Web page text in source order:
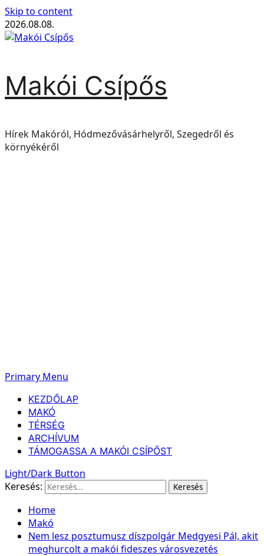
Skip to content
2026.08.08.
Makói Csípős
Hírek Makóról, Hódmezővásárhelyről, Szegedről és
környékéről
Primary Menu
KEZDŐLAP
MAKÓ
TÉRSÉG
ARCHÍVUM
TÁMOGASSA A MAKÓI CSÍPŐST
Light/Dark Button
Keresés:
Home
Makó
Nem lesz posztumusz díszpolgár Medgyesi Pál, akit
meghurcolt a makói fideszes városvezetés